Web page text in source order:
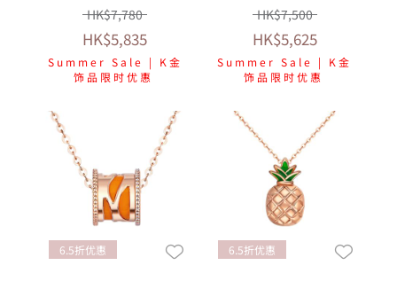
HK$7,780
HK$5,835
Summer Sale | K金
饰品限时优惠
HK$7,500
HK$5,625
Summer Sale | K金
饰品限时优惠
6.5折优惠 6.5折优惠